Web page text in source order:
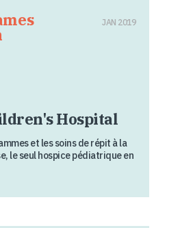
JAN 2019
Hospital
et les soins de répit à la
le seul hospice pédiatrique en